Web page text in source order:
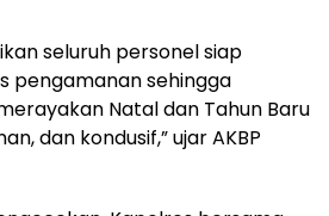
seluruh personel siap
pengamanan sehingga
Natal dan Tahun Baru
dan kondusif,” ujar AKBP